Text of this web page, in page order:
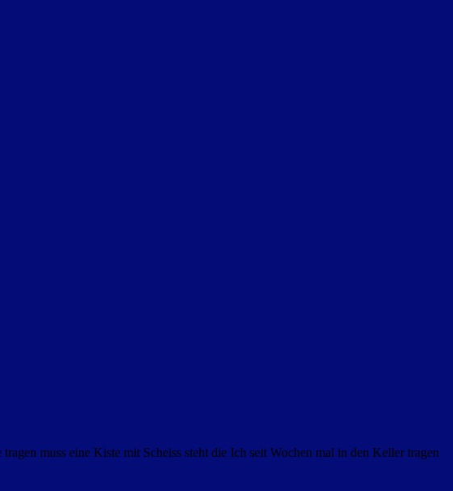
muss eine Kiste mit Scheiss steht die Ich seit Wochen mal in den Keller tragen